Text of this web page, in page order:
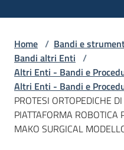
L'Agenzia
Home / Bandi e
Bandi altri Enti /
Altri Enti - Bandi e
Altri Enti - Bandi e
PROTESI ORTOPEDICHE
PIATTAFORMA ROBOTICA
MAKO SURGICAL